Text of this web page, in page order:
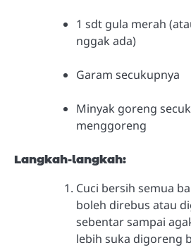
1 sdt gula merah
nggak ada)
Garam secukupnya
Minyak goreng
menggoreng
Langkah-langkah:
Cuci bersih semua
boleh direbus atau
sebentar sampai
lebih suka digoreng